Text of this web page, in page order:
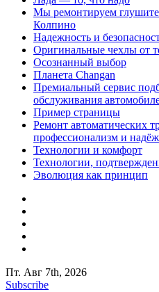
Мы ремонтируем
Колпино
Надежность и
Оригинальные чехлы от
Осознанный выбор
Планета Changan
Премиальный сервис
обслуживания
Пример страницы
Ремонт автоматических
профессионализм и
Технологии и комфорт
Технологии,
Эволюция как принцип
Пт. Авг 7th, 2026
Subscribe